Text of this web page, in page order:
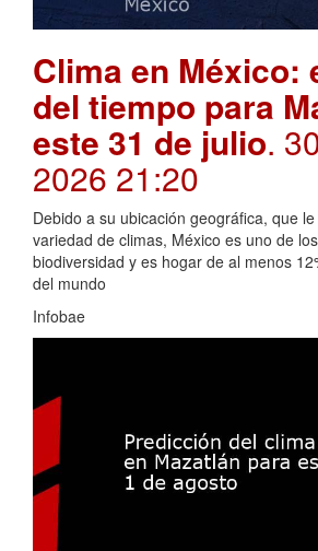
Clima en México:
del tiempo para
este 31 de julio.
2026 21:20
Debido a su ubicación geográfica, que
variedad de climas, México es uno de
biodiversidad y es hogar de al menos
del mundo
Infobae